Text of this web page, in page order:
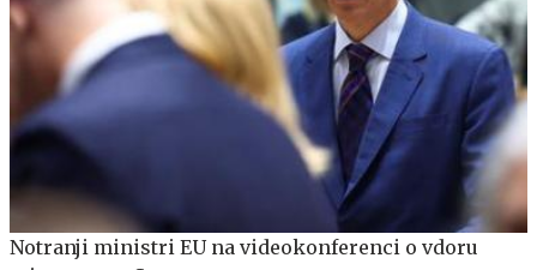
Notranji ministri EU na videokonferenci o vdoru